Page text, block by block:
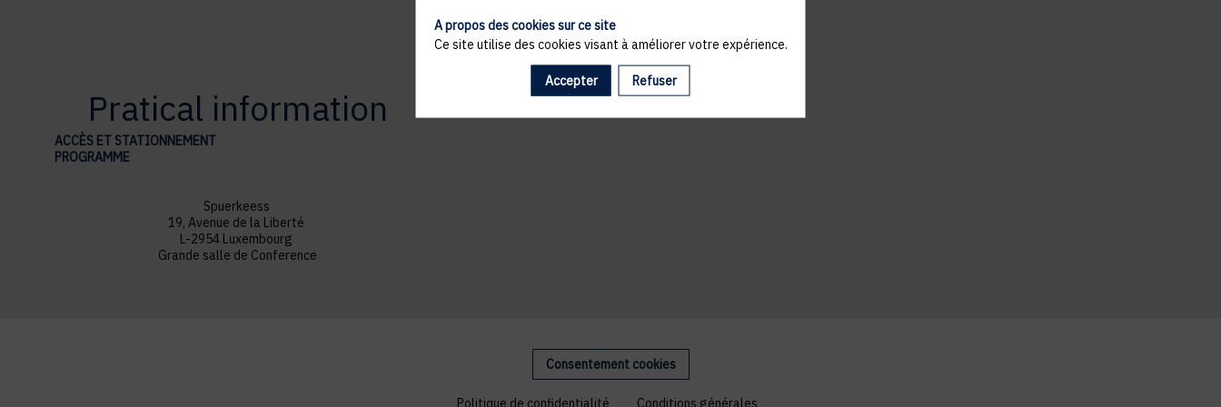
Pratical information
ACCÈS ET STATIONNEMENT
PROGRAMME
Spuerkeess
19, Avenue de la Liberté
L-2954 Luxembourg
Grande salle de Conference
Consentement cookies
Politique de confidentialité Conditions générales
A propos des cookies sur ce site
Ce site utilise des cookies visant à améliorer votre expérience.
Accepter Refuser